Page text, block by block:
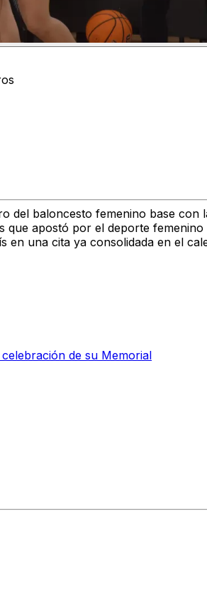
del baloncesto femenino base con
que apostó por el deporte
una cita ya consolidada en el
de su Memorial